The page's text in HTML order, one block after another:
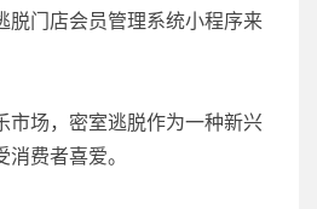
脱门店会员管理系统小程序来
市场，密室逃脱作为一种新兴
费者喜爱。